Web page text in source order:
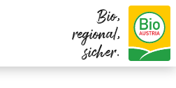
Bio,
regional,
sicher.